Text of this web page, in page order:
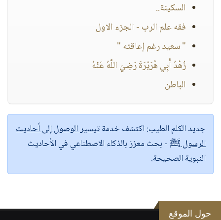
السكينة..
فقه علم الرب - الجزء الاول
" سعيد رغم إعاقته "
زُهْدُ أَبِي هُرَيْرَةَ رَضِيَ اللَّهُ عَنْهُ
الباطن
جديد الكلم الطيب:اكتشف خدمةتيسير الوصول إلى أحاديث
الرسول ﷺ - بحث معزز بالذكاء الاصطناعي في الأحاديث
النبوية الصحيحة.
حول الموقع